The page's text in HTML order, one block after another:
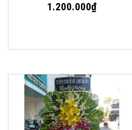
1.200.000₫